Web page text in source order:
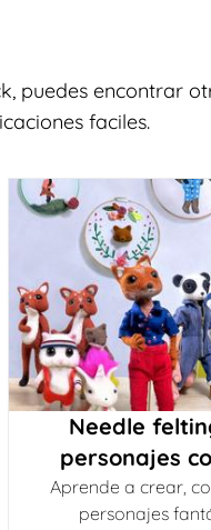
puedes encontrar
faciles.
Needle
personajes
Aprende a crear,
personajes